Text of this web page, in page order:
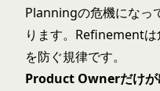
Planningの危機になっ
ります。Refinement
を防ぐ規律です。
Product Ownerだけが